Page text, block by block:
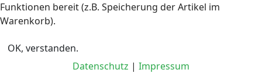
Funktionen bereit (z.B. Speicherung der Artikel im
Warenkorb).
OK, verstanden.
Datenschutz | Impressum